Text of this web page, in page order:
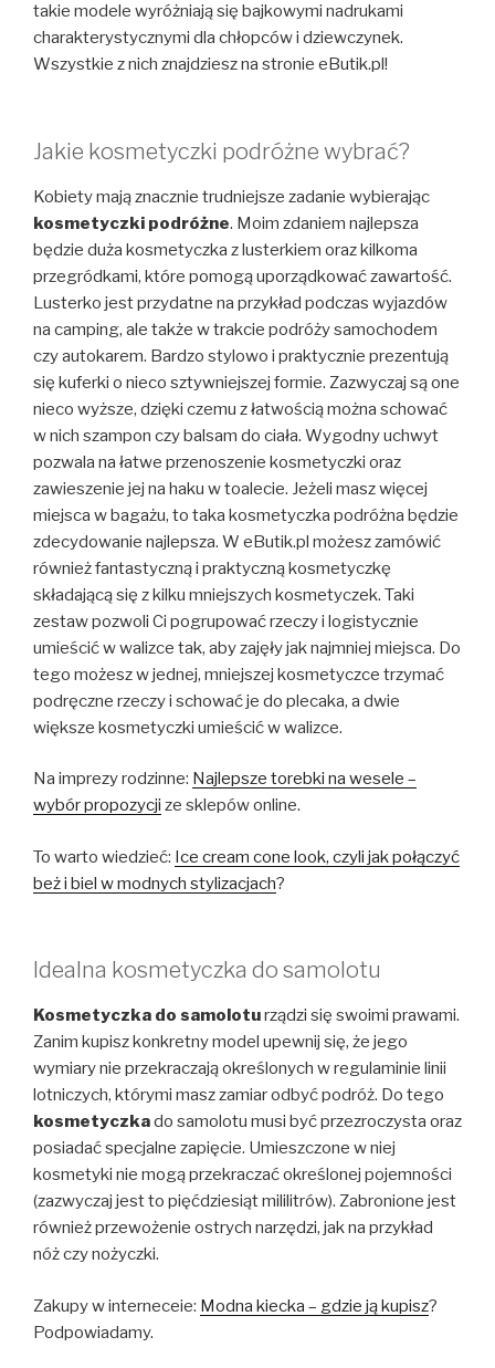
takie modele wyróżniają się bajkowymi nadrukami
charakterystycznymi dla chłopców i dziewczynek.
Wszystkie z nich znajdziesz na stronie eButik.pl!
Jakie kosmetyczki podróżne wybrać?
Kobiety mają znacznie trudniejsze zadanie wybierając
kosmetyczki podróżne. Moim zdaniem najlepsza
będzie duża kosmetyczka z lusterkiem oraz kilkoma
przegródkami, które pomogą uporządkować zawartość.
Lusterko jest przydatne na przykład podczas wyjazdów
na camping, ale także w trakcie podróży samochodem
czy autokarem. Bardzo stylowo i praktycznie prezentują
się kuferki o nieco sztywniejszej formie. Zazwyczaj są one
nieco wyższe, dzięki czemu z łatwością można schować
w nich szampon czy balsam do ciała. Wygodny uchwyt
pozwala na łatwe przenoszenie kosmetyczki oraz
zawieszenie jej na haku w toalecie. Jeżeli masz więcej
miejsca w bagażu, to taka kosmetyczka podróżna będzie
zdecydowanie najlepsza. W eButik.pl możesz zamówić
również fantastyczną i praktyczną kosmetyczkę
składającą się z kilku mniejszych kosmetyczek. Taki
zestaw pozwoli Ci pogrupować rzeczy i logistycznie
umieścić w walizce tak, aby zajęły jak najmniej miejsca. Do
tego możesz w jednej, mniejszej kosmetyczce trzymać
podręczne rzeczy i schować je do plecaka, a dwie
większe kosmetyczki umieścić w walizce.
Na imprezy rodzinne: Najlepsze torebki na wesele –
wybór propozycji ze sklepów online.
To warto wiedzieć: Ice cream cone look, czyli jak połączyć
beż i biel w modnych stylizacjach?
Idealna kosmetyczka do samolotu
Kosmetyczka do samoloturządzi się swoimi prawami.
Zanim kupisz konkretny model upewnij się, że jego
wymiary nie przekraczają określonych w regulaminie linii
lotniczych, którymi masz zamiar odbyć podróż. Do tego
kosmetyczkado samolotu musi być przezroczysta oraz
posiadać specjalne zapięcie. Umieszczone w niej
kosmetyki nie mogą przekraczać określonej pojemności
(zazwyczaj jest to pięćdziesiąt mililitrów). Zabronione jest
również przewożenie ostrych narzędzi, jak na przykład
nóż czy nożyczki.
Zakupy w interneceie: Modna kiecka – gdzie ją kupisz?
Podpowiadamy.